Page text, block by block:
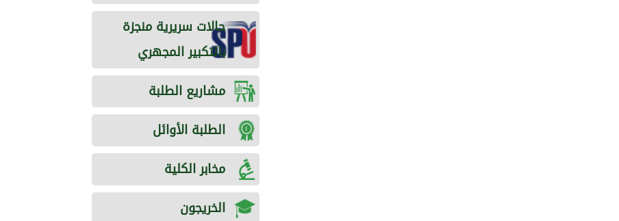
حالات سريرية منجزة
بالتكبير المجهري
مشاريع الطلبة
الطلبة الأوائل
مخابر الكلية
الخريجون